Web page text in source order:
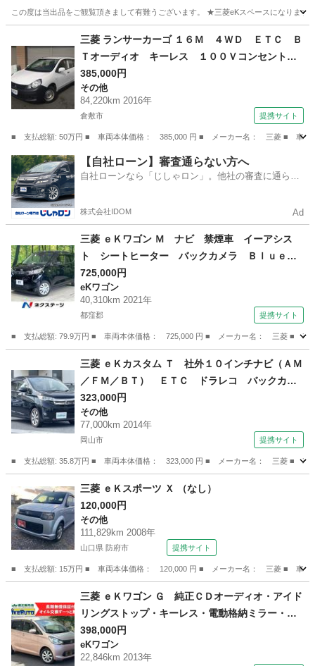
この度は当出品をご観覧頂きまして有難うございます。 ★三菱eKスペースになりま
東総社駅 その他
三菱 ランサーカーゴ １６Ｍ ４ＷＤ ＥＴＣ Ｂ
Ｔオーディオ キーレス １００Ｖコンセント
ＬＥＤライト ライトレベライザー フロントパ
ワーウインドウ Ｗエアバッグ ＡＢＳ Ｔチェ
ーン スタッドレスタイヤスチールホイール付き
385,000円
その他
84,220km 2016年
倉敷市 提携サイト
■ 支払総額: 50万円 ■ 車両本体価格： 385,000 円 ■ メーカー名： 三菱 ■ 車
岡山 倉敷市 その他
【自社ローン】審査通らない方へ
自社ローンなら「じしゃロン」。他社の審査に通らな
株式会社IDOM Ad
三菱 ｅＫワゴン Ｍ ナビ 禁煙車 イーアシス
ト シートヒーター バックカメラ Ｂｌｕｅｔ
ｏｏｔｈ ドラレコ ＥＴＣ リモコンキー ス
テアリングスイッチ ベンチシート 電動格納ミ
ラー （検9.3）
725,000円
eKワゴン
40,310km 2021年
都窪郡 提携サイト
■ 支払総額: 79.9万円 ■ 車両本体価格： 725,000 円 ■ メーカー名： 三菱 ■
eKワゴン
三菱 ｅＫカスタム Ｔ 社外１０インチナビ（ＡＭ
／ＦＭ／ＢＴ） ＥＴＣ ドラレコ バックカメ
ラ スマートキー オートライト ＡＢＳ 盗難
防止装置 純正フロアマット 純正１５インチア
ルミホイール エンジンスタートボタン 保証書
323,000円
その他
77,000km 2014年
岡山市 提携サイト
■ 支払総額: 35.8万円 ■ 車両本体価格： 323,000 円 ■ メーカー名： 三菱 ■ 車
その他
三菱 ｅＫスポーツ Ｘ （なし）
120,000円
その他
111,829km 2008年
山口県 防府市 提携サイト
■ 支払総額: 15万円 ■ 車両本体価格： 120,000 円 ■ メーカー名： 三菱 ■ 車
その他
三菱 ｅＫワゴン Ｇ 純正ＣＤオーディオ・アイド
リングストップ・キーレス・電動格納ミラー・ヘ
ッドライトレベライザー・純正１４インチＡＷ・
オートエアコン （車検整備付）
398,000円
eKワゴン
22,846km 2013年